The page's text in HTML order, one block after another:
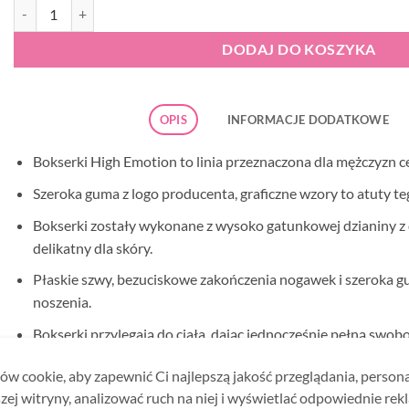
DODAJ DO KOSZYKA
OPIS INFORMACJE DODATKOWE
Bokserki High Emotion to linia przeznaczona dla mężczyzn
Szeroka guma z logo producenta, graficzne wzory to atuty
Bokserki zostały wykonane z wysoko gatunkowej dzianiny
delikatny dla skóry.
Płaskie szwy, bezuciskowe zakończenia nogawek i szeroka
noszenia.
Bokserki przylegają do ciała, dając jednocześnie pełną
Skład materiału:95% Bawełna, 5% Elastan
cookie, aby zapewnić Ci najlepszą jakość przeglądania,
witryny, analizować ruch na niej i wyświetlać odpowiednie